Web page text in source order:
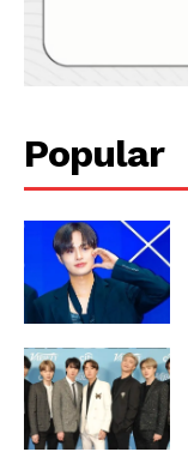
Popular